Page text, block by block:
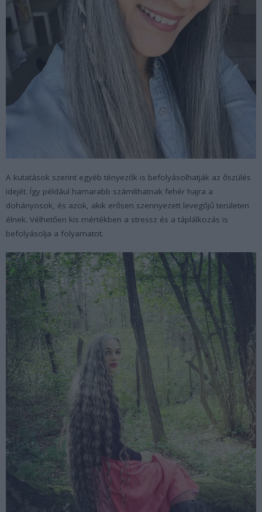
A kutatások szerint egyéb tényezők is befolyásolhatják az őszülés
idejét. Így például hamarabb számíthatnak fehér hajra a
dohányosok, és azok, akik erősen szennyezett levegőjű területen
élnek. Vélhetően kis mértékben a stressz és a táplálkozás is
befolyásolja a folyamatot.